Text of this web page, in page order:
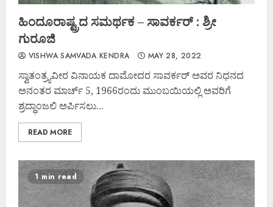
ಹಿಂದೂರಾಷ್ಟ್ರದ ಸಮರ್ಥಕ – ಸಾವರ್ಕರ್ : ಶ್ರೀ
ಗುರೂಜಿ
VISHWA SAMVADA KENDRA MAY 28, 2022
ಸ್ವಾತಂತ್ರ್ಯವೀರ ವಿನಾಯಕ ದಾಮೋದರ ಸಾವರ್ಕರ್ ಅವರ ನಿಧನದ
ಅನಂತರ ಮಾರ್ಚ್ 5, 1966ರಂದು ಮುಂಬಯಿಯಲ್ಲಿ ಅವರಿಗೆ
ಶ್ರದ್ಧಾಂಜಲಿ ಅರ್ಪಿಸಲು...
READ MORE
1 min read